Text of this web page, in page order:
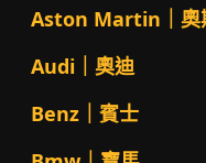
Aston Martin｜奧
Audi｜奧迪
Benz｜賓士